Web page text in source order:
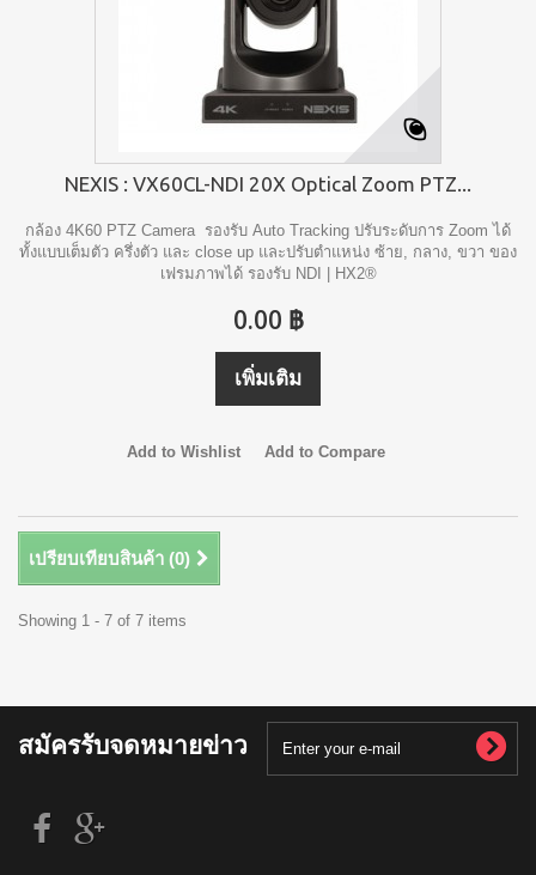
NEXIS : VX60CL-NDI 20X Optical Zoom PTZ...
กล้อง 4K60 PTZ Camera รองรับ Auto Tracking ปรับระดับการ Zoom ได้
ทั้งแบบเต็มตัว ครึ่งตัว และ close up และปรับตำแหน่ง ซ้าย, กลาง, ขวา ของ
เฟรมภาพได้ รองรับ NDI | HX2®
0.00 ฿
เพิ่มเติม
Add to Wishlist Add to Compare
เปรียบเทียบสินค้า (0)
Showing 1 - 7 of 7 items
สมัครรับจดหมายข่าว